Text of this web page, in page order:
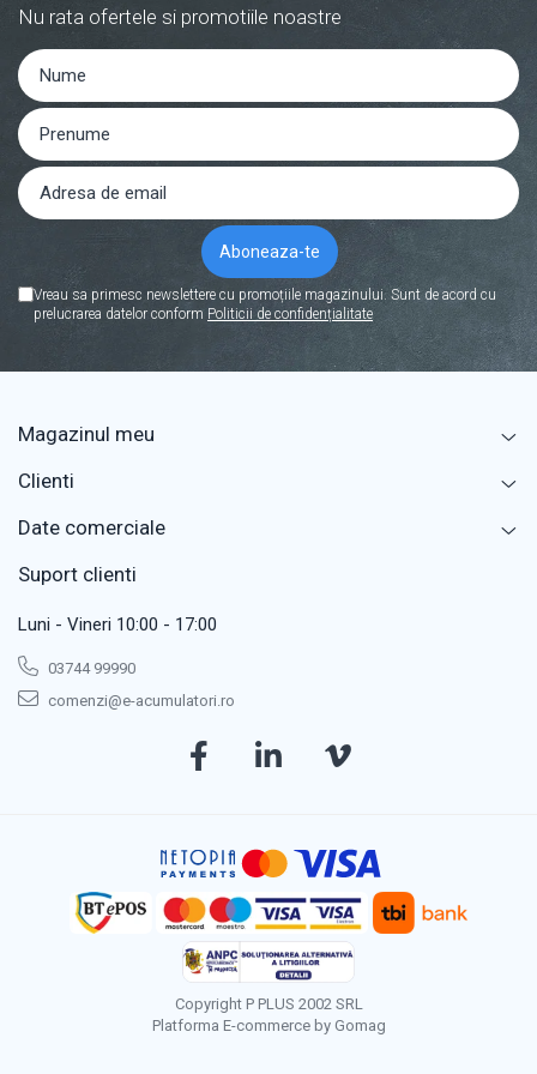
Nu rata ofertele si promotiile noastre
Vreau sa primesc newslettere cu promoțiile magazinului. Sunt de acord cu
prelucrarea datelor conform Politicii de confidențialitate
Magazinul meu
Clienti
Date comerciale
Suport clienti
Luni - Vineri 10:00 - 17:00
03744 99990
comenzi@e-acumulatori.ro
Copyright P PLUS 2002 SRL
Platforma E-commerce by Gomag